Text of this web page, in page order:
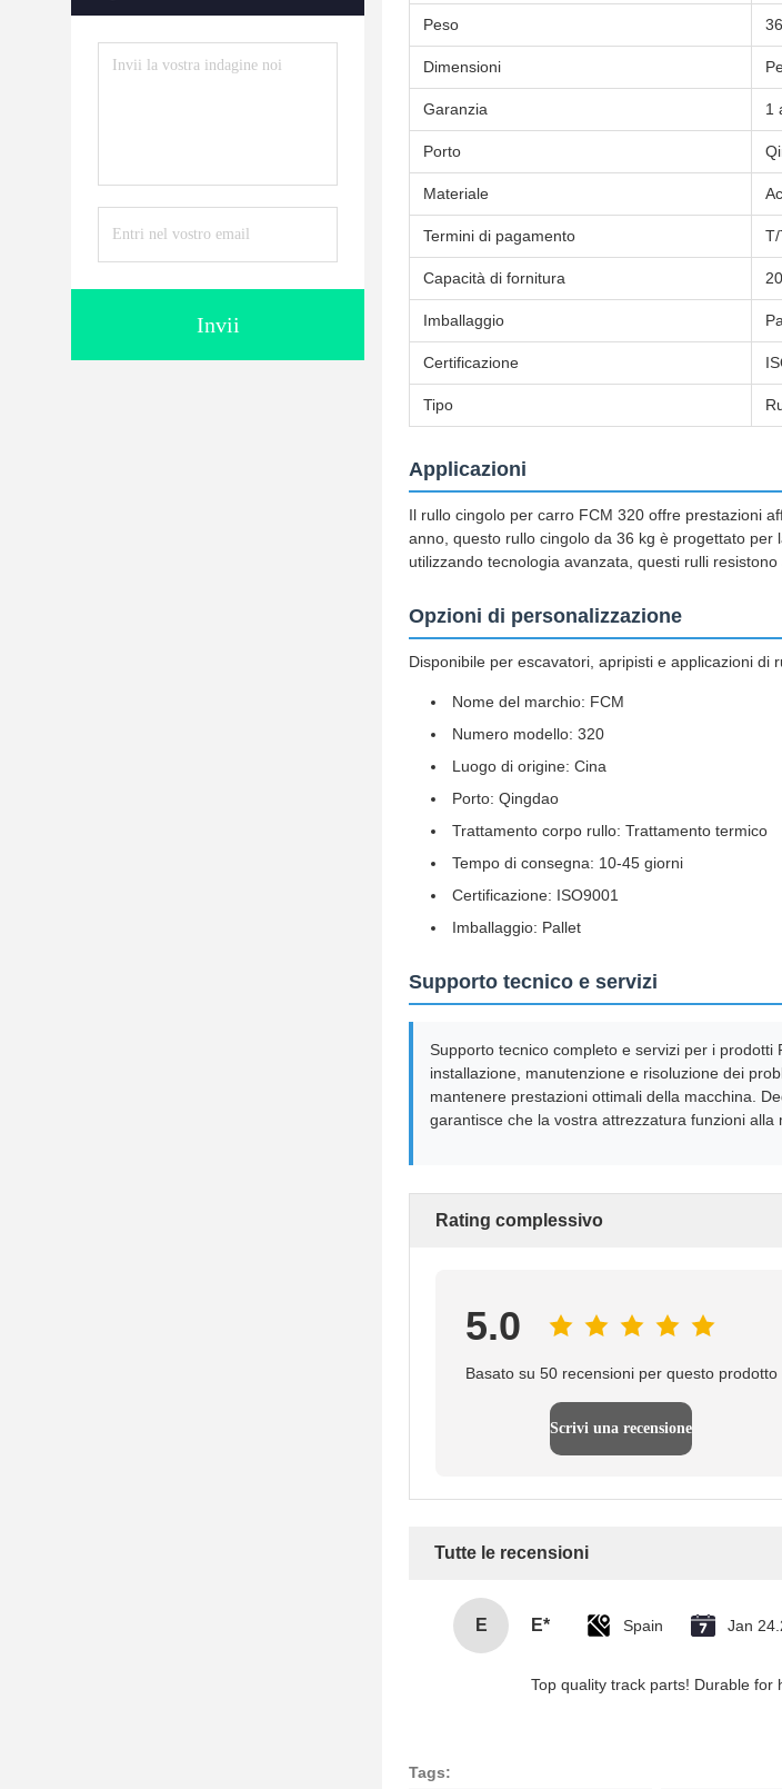
Invii
Peso
Dimensioni
Garanzia 1
Porto
Materiale
Termini di pagamento T/
Capacità di fornitura
Imballaggio
Certificazione
Tipo
Applicazioni
Il rullo cingolo per carro FCM 320 offre prestazioni
anno, questo rullo cingolo da 36 kg è progettato
utilizzando tecnologia avanzata, questi rulli
Opzioni di personalizzazione
Disponibile per escavatori, apripisti e applicazioni di
Nome del marchio: FCM
Numero modello: 320
Luogo di origine: Cina
Porto: Qingdao
Trattamento corpo rullo: Trattamento termico
Tempo di consegna: 10-45 giorni
Certificazione: ISO9001
Imballaggio: Pallet
Supporto tecnico e servizi
Supporto tecnico completo e servizi per i
installazione, manutenzione e risoluzione dei
mantenere prestazioni ottimali della macchina.
garantisce che la vostra attrezzatura funzioni alla
Rating complessivo
5.0
Basato su 50 recensioni per questo prodotto
Scrivi una recensione
Tutte le recensioni
E E* Spain Jan
Top quality track parts! Durable for
Tags: